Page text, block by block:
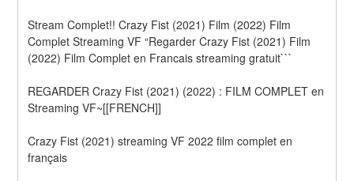
Stream Complet!! Crazy Fist (2021) Film (2022) Film
Complet Streaming VF “Regarder Crazy Fist (2021) Film
(2022) Film Complet en Francais streaming gratuit```
REGARDER Crazy Fist (2021) (2022) : FILM COMPLET en
Streaming VF~[[FRENCH]]
Crazy Fist (2021) streaming VF 2022 film complet en
français